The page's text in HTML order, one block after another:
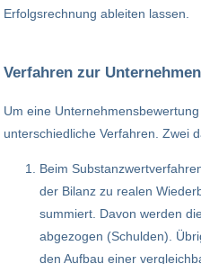
Erfolgsrechnung ableiten lassen.
Verfahren zur
Um eine
unterschiedliche Verfahren. Zwei
Beim
der Bilanz zu realen
summiert. Davon werden
abgezogen (Schulden).
den Aufbau einer